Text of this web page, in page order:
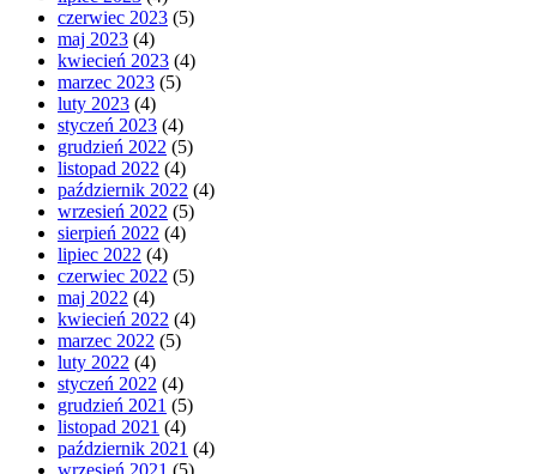
czerwiec 2023 (5)
maj 2023 (4)
kwiecień 2023 (4)
marzec 2023 (5)
luty 2023 (4)
styczeń 2023 (4)
grudzień 2022 (5)
listopad 2022 (4)
październik 2022 (4)
wrzesień 2022 (5)
sierpień 2022 (4)
lipiec 2022 (4)
czerwiec 2022 (5)
maj 2022 (4)
kwiecień 2022 (4)
marzec 2022 (5)
luty 2022 (4)
styczeń 2022 (4)
grudzień 2021 (5)
listopad 2021 (4)
październik 2021 (4)
wrzesień 2021 (5)